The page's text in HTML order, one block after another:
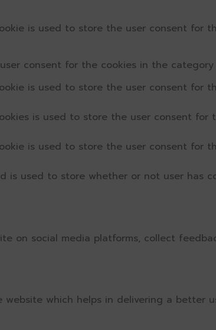
is used to store the user consent for
consent for the cookies in the category
is used to store the user consent for
is used to store the user consent for
is used to store the user consent for
is used to store whether or not user has
on social media platforms, collect
which helps in delivering a better